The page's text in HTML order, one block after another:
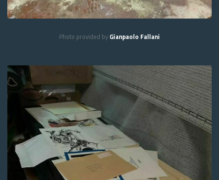
Photo provided by Gianpaolo Fallani